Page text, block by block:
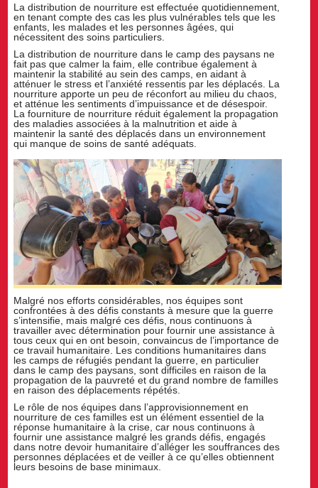
La distribution de nourriture est effectuée quotidiennement,
en tenant compte des cas les plus vulnérables tels que les
enfants, les malades et les personnes âgées, qui
nécessitent des soins particuliers.
La distribution de nourriture dans le camp des paysans ne
fait pas que calmer la faim, elle contribue également à
maintenir la stabilité au sein des camps, en aidant à
atténuer le stress et l’anxiété ressentis par les déplacés. La
nourriture apporte un peu de réconfort au milieu du chaos,
et atténue les sentiments d’impuissance et de désespoir.
La fourniture de nourriture réduit également la propagation
des maladies associées à la malnutrition et aide à
maintenir la santé des déplacés dans un environnement
qui manque de soins de santé adéquats.
Malgré nos efforts considérables, nos équipes sont
confrontées à des défis constants à mesure que la guerre
s’intensifie, mais malgré ces défis, nous continuons à
travailler avec détermination pour fournir une assistance à
tous ceux qui en ont besoin, convaincus de l’importance de
ce travail humanitaire. Les conditions humanitaires dans
les camps de réfugiés pendant la guerre, en particulier
dans le camp des paysans, sont difficiles en raison de la
propagation de la pauvreté et du grand nombre de familles
en raison des déplacements répétés.
Le rôle de nos équipes dans l’approvisionnement en
nourriture de ces familles est un élément essentiel de la
réponse humanitaire à la crise, car nous continuons à
fournir une assistance malgré les grands défis, engagés
dans notre devoir humanitaire d’alléger les souffrances des
personnes déplacées et de veiller à ce qu’elles obtiennent
leurs besoins de base minimaux.